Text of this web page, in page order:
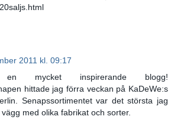
2011 kl. 09:17
mycket inspirerande blogg!
hittade jag förra veckan på KaDeWe:s
Senapssortimentet var det största jag
med olika fabrikat och sorter.